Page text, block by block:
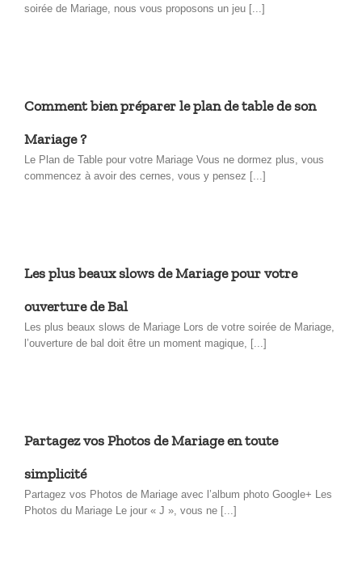
soirée de Mariage, nous vous proposons un jeu [...]
Comment bien préparer le plan de table de son
Mariage ?
Le Plan de Table pour votre Mariage Vous ne dormez plus, vous
commencez à avoir des cernes, vous y pensez [...]
Les plus beaux slows de Mariage pour votre
ouverture de Bal
Les plus beaux slows de Mariage Lors de votre soirée de Mariage,
l’ouverture de bal doit être un moment magique, [...]
Partagez vos Photos de Mariage en toute
simplicité
Partagez vos Photos de Mariage avec l’album photo Google+ Les
Photos du Mariage Le jour « J », vous ne [...]